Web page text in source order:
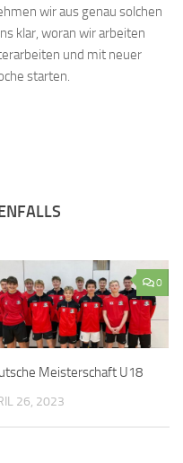
wir aus genau solchen
klar, woran wir arbeiten
und mit neuer
starten.
0
Meisterschaft U18
26, 2023